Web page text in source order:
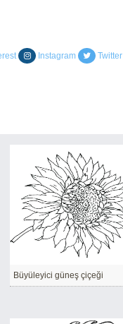
Instagram Twitter
Büyüleyici güneş çiçeği